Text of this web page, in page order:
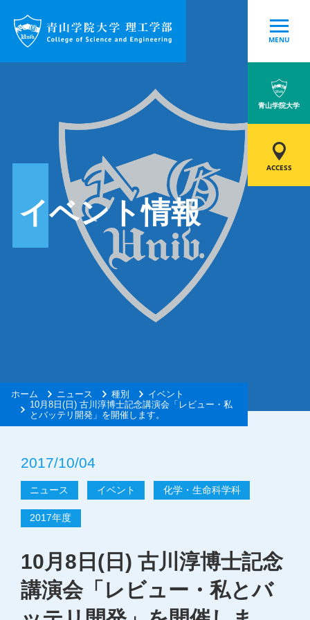
MENU
青山学院大学
ACCESS
イベント情報
ホーム ニュース 種別
イベント
10月8日(日) 古川淳博士記念講演会「レビュー・私
とバッテリ開発」を開催します。
2017/10/04
ニュース イベント 化学・生命科学科
2017年度
10月8日(日) 古川淳博士記念
講演会「レビュー・私とバ